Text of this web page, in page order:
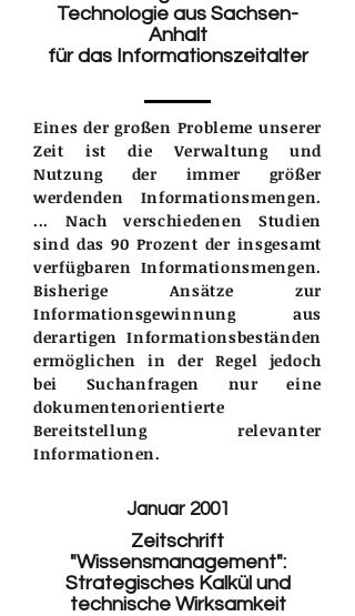
Technologie aus Sachsen-
Anhalt
für das Informationszeitalter
Eines der großen Probleme unserer
Zeit ist die Verwaltung und
Nutzung der immer größer
werdenden Informationsmengen.
... Nach verschiedenen Studien
sind das 90 Prozent der insgesamt
verfügbaren Informationsmengen.
Bisherige Ansätze zur
Informationsgewinnung aus
derartigen Informationsbeständen
ermöglichen in der Regel jedoch
bei Suchanfragen nur eine
dokumentenorientierte
Bereitstellung relevanter
Informationen.
Januar 2001
Zeitschrift
"Wissensmanagement":​
Strategisches Kalkül und
technische Wirksamkeit